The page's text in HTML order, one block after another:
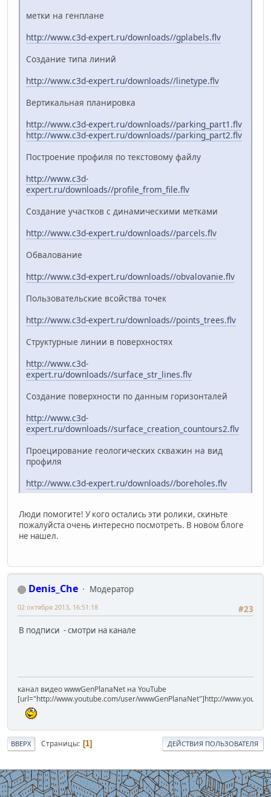
метки на генплане
http://www.c3d-expert.ru/downloads//gplabels.flv
Создание типа линий
http://www.c3d-expert.ru/downloads//linetype.flv
Вертикальная планировка
http://www.c3d-expert.ru/downloads//parking_part1.flv
http://www.c3d-expert.ru/downloads//parking_part2.flv
Построение профиля по текстовому файлу
http://www.c3d-
expert.ru/downloads//profile_from_file.flv
Создание участков с динамическими метками
http://www.c3d-expert.ru/downloads//parcels.flv
Обвалование
http://www.c3d-expert.ru/downloads//obvalovanie.flv
Пользовательские всойства точек
http://www.c3d-expert.ru/downloads//points_trees.flv
Структурные линии в поверхностях
http://www.c3d-
expert.ru/downloads//surface_str_lines.flv
Создание поверхности по данным горизонталей
http://www.c3d-
expert.ru/downloads//surface_creation_countours2.flv
Проецирование геологических скважин на вид
профиля
http://www.c3d-expert.ru/downloads//boreholes.flv
Люди помогите! У кого остались эти ролики, скиньте
пожалуйста очень интересно посмотреть. В новом блоге
не нашел.
Denis_Che
Модератор
#23
02 октября 2013, 16:51:18
В подписи - смотри на канале
канал видео wwwGenPlanaNet на YouTube
[url="http://www.youtube.com/user/wwwGenPlanaNet"]http://
ВВЕРХ Страницы 1 ДЕЙСТВИЯ ПОЛЬЗОВАТЕЛЯ